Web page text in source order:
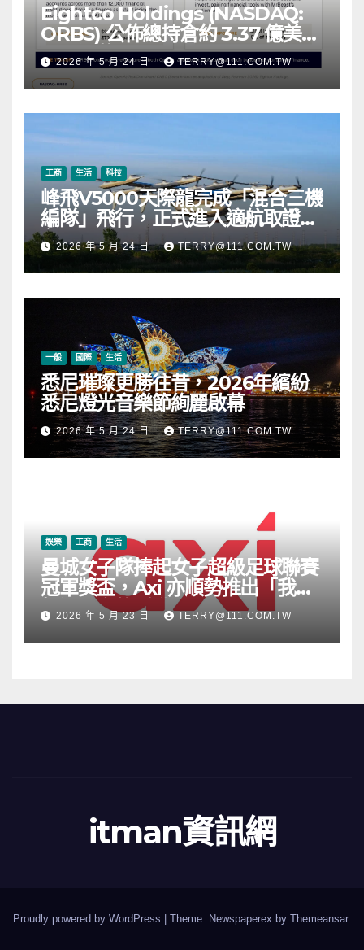
Eightco Holdings (NASDAQ:
ORBS) 公佈總持倉約 3.37 億美
元，涵蓋 OpenAI、Beast
Industries、超過 11,000 枚以太
幣 (ETH) 及逾 2.83 億枚 WLD 代
幣
2026 年 5 月 24 日 TERRY@111.COM.TW
工商 生活 科技
峰飛V5000天際龍完成「混合三機
編隊」飛行，正式進入適航取證階
段2026 年 5 月 24 日 TERRY@111.COM.TW
一般 國際 生活
悉尼璀璨更勝往昔，2026年繽紛
悉尼燈光音樂節絢麗啟幕
2026 年 5 月 24 日 TERRY@111.COM.TW
娛樂 工商 生活
曼城女子隊捧起女子超級足球聯賽
冠軍獎盃，Axi 亦順勢推出「我的
根源」宣傳活動
2026 年 5 月 23 日 TERRY@111.COM.TW
itman資訊網
Proudly powered by WordPress Theme: Newspaperex by Themeansar.